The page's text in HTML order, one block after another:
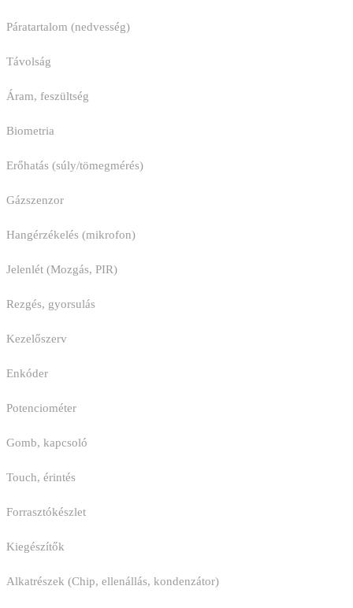
Páratartalom (nedvesség)
Távolság
Áram, feszültség
Biometria
Erőhatás (súly/tömegmérés)
Gázszenzor
Hangérzékelés (mikrofon)
Jelenlét (Mozgás, PIR)
Rezgés, gyorsulás
Kezelőszerv
Enkóder
Potenciométer
Gomb, kapcsoló
Touch, érintés
Forrasztókészlet
Kiegészítők
Alkatrészek (Chip, ellenállás, kondenzátor)